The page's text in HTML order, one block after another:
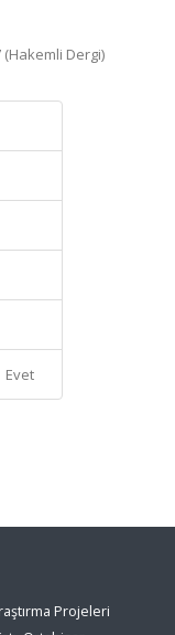
(Hakemli Dergi)
Evet
Projeleri